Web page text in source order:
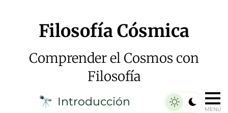
Filosofía Cósmica
Comprender el Cosmos con
Filosofía
🔭 Introducción
MENÚ